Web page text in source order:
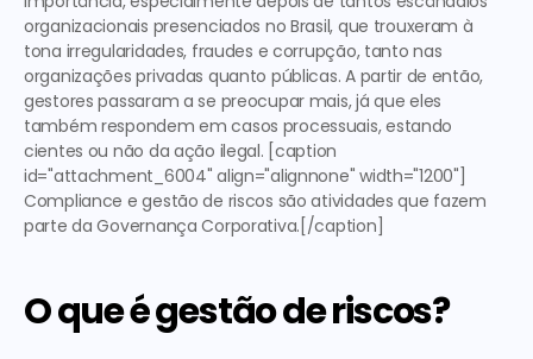
organizacionais presenciados no Brasil, que trouxeram à
tona irregularidades, fraudes e corrupção, tanto nas
organizações privadas quanto públicas. A partir de então,
gestores passaram a se preocupar mais, já que eles
também respondem em casos processuais, estando
cientes ou não da ação ilegal. [caption
id="attachment_6004" align="alignnone" width="1200"]
Compliance e gestão de riscos são atividades que fazem
parte da Governança Corporativa.[/caption]
O que é gestão de riscos?